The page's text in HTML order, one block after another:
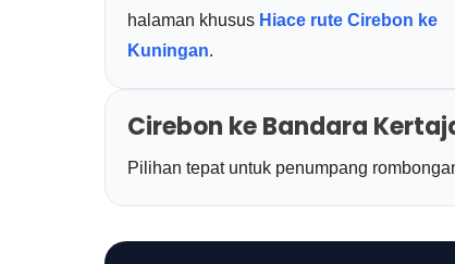
halaman khusus Hiace rute Cirebon ke
Kuningan.
Cirebon ke Bandara
Pilihan tepat untuk penumpang